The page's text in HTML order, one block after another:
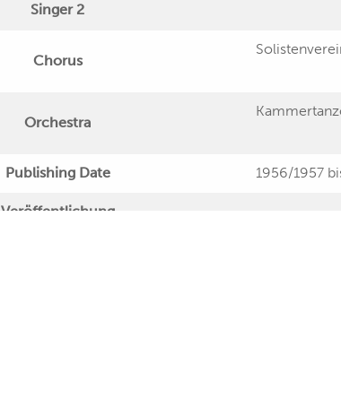
Singer 2
Chorus
Orchestra
Publishing Date 1956/1957
Veröffentlichung